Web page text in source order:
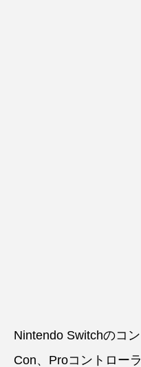
Nintendo Switchのコ
Con、Proコントロー